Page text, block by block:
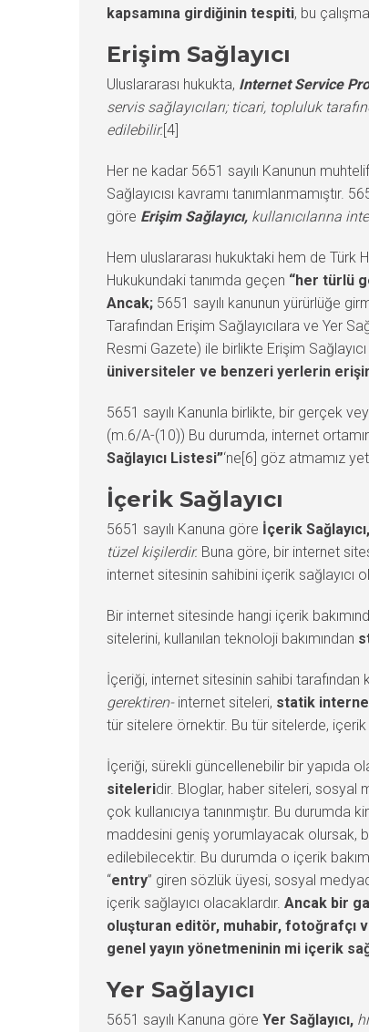
kapsamına girdiğinin tespiti, bu
Erişim Sağlayıcı
Uluslararası hukukta, Internet Service
servis sağlayıcıları; ticari, topluluk
edilebilir.[4]
Her ne kadar 5651 sayılı Kanunun
Sağlayıcısı kavramı tanımlanmamıştır.
göre Erişim Sağlayıcı, kullanıcılarına
Hem uluslararası hukuktaki hem de Türk
Hukukundaki tanımda geçen “her türlü
Ancak; 5651 sayılı kanunun yürürlüğe
Tarafından Erişim Sağlayıcılara ve Yer
Resmi Gazete) ile birlikte Erişim
üniversiteler ve benzeri yerlerin
5651 sayılı Kanunla birlikte, bir gerçek
(m.6/A-(10)) Bu durumda, internet
Sağlayıcı Listesi”‘ne[6] göz atmamız
İçerik Sağlayıcı
5651 sayılı Kanuna göre İçerik Sağlayıcı,
tüzel kişilerdir. Buna göre, bir internet
internet sitesinin sahibini içerik sağlayıcı
Bir internet sitesinde hangi içerik
sitelerini, kullanılan teknoloji bakımından
İçeriği, internet sitesinin sahibi
gerektiren-internet siteleri, statik
tür sitelere örnektir. Bu tür sitelerde,
İçeriği, sürekli güncellenebilir bir yapıda
siteleridir. Bloglar, haber siteleri, sosyal
çok kullanıcıya tanınmıştır. Bu
maddesini geniş yorumlayacak olursak,
edilebilecektir. Bu durumda o içerik
“entry” giren sözlük üyesi, sosyal
içerik sağlayıcı olacaklardır. Ancak bir
oluşturan editör, muhabir, fotoğrafçı
genel yayın yönetmeninin mi içerik
Yer Sağlayıcı
5651 sayılı Kanuna göre Yer Sağlayıcı,